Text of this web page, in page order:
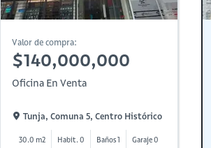
Valor de compra:
$140,000,000
Oficina En Venta
Tunja, Comuna 5, Centro Histórico
30.0 m2 Habit. 0 Baños 1 Garaje 0